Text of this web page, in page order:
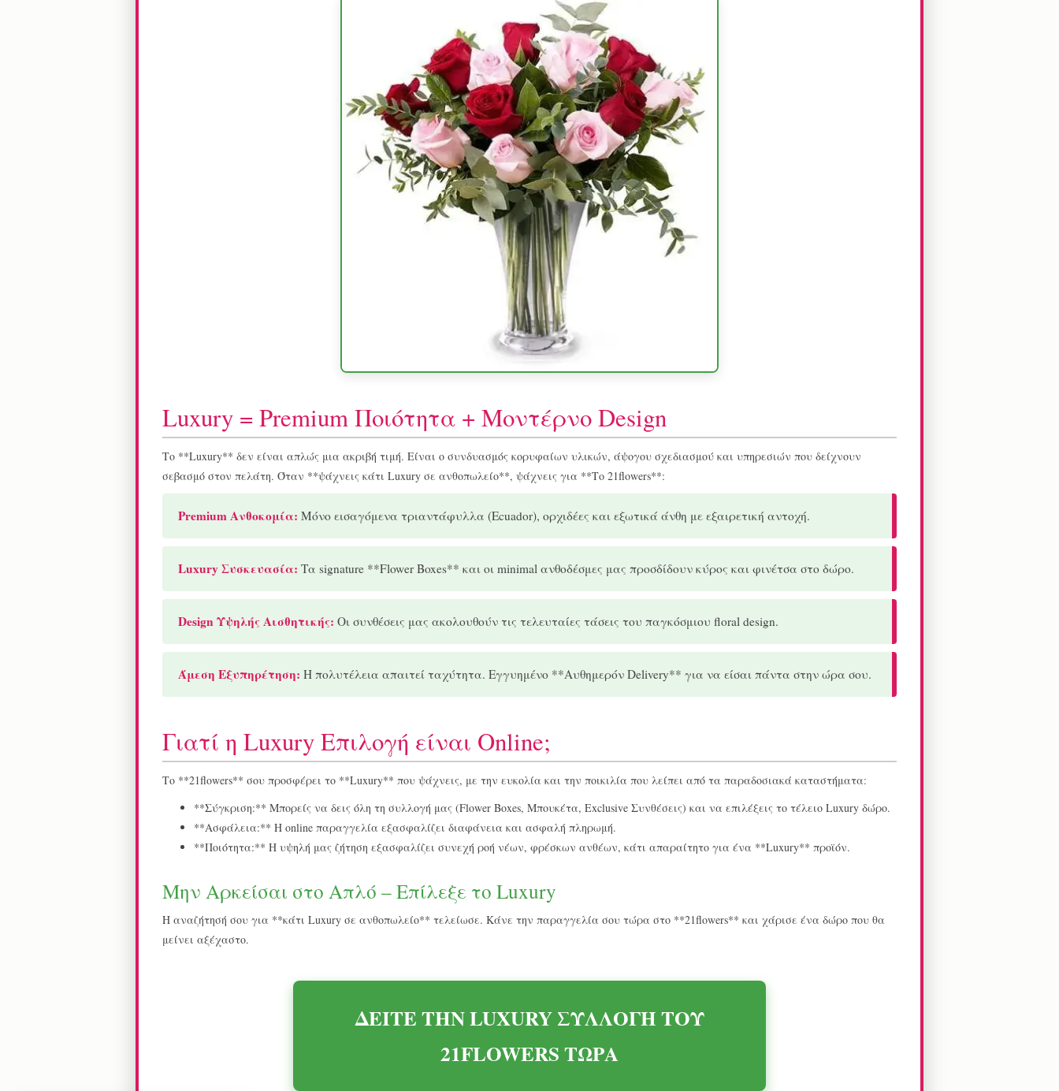
Luxury = Premium Ποιότητα + Μοντέρνο Design
Το **Luxury** δεν είναι απλώς μια ακριβή τιμή. Είναι ο συνδυασμός κορυφαίων υλικών, άψογου σχεδιασμού και υπηρεσιών που δείχνουν
σεβασμό στον πελάτη. Όταν **ψάχνεις κάτι Luxury σε ανθοπωλείο**, ψάχνεις για **Το 21flowers**:
Premium Ανθοκομία: Μόνο εισαγόμενα τριαντάφυλλα (Ecuador), ορχιδέες και εξωτικά άνθη με εξαιρετική αντοχή.
Luxury Συσκευασία: Τα signature **Flower Boxes** και οι minimal ανθοδέσμες μας προσδίδουν κύρος και φινέτσα στο δώρο.
Design Υψηλής Αισθητικής: Οι συνθέσεις μας ακολουθούν τις τελευταίες τάσεις του παγκόσμιου floral design.
Άμεση Εξυπηρέτηση: Η πολυτέλεια απαιτεί ταχύτητα. Εγγυημένο **Αυθημερόν Delivery** για να είσαι πάντα στην ώρα σου.
Γιατί η Luxury Επιλογή είναι Online;
Το **21flowers** σου προσφέρει το **Luxury** που ψάχνεις, με την ευκολία και την ποικιλία που λείπει από τα παραδοσιακά καταστήματα:
**Σύγκριση:** Μπορείς να δεις όλη τη συλλογή μας (Flower Boxes, Μπουκέτα, Exclusive Συνθέσεις) και να επιλέξεις το τέλειο Luxury δώρο.
**Ασφάλεια:** Η online παραγγελία εξασφαλίζει διαφάνεια και ασφαλή πληρωμή.
**Ποιότητα:** Η υψηλή μας ζήτηση εξασφαλίζει συνεχή ροή νέων, φρέσκων ανθέων, κάτι απαραίτητο για ένα **Luxury** προϊόν.
Μην Αρκείσαι στο Απλό – Επίλεξε το Luxury
Η αναζήτησή σου για **κάτι Luxury σε ανθοπωλείο** τελείωσε. Κάνε την παραγγελία σου τώρα στο **21flowers** και χάρισε ένα δώρο που θα
μείνει αξέχαστο.
ΔΕΙΤΕ ΤΗΝ LUXURY ΣΥΛΛΟΓΗ ΤΟΥ
21FLOWERS ΤΩΡΑ